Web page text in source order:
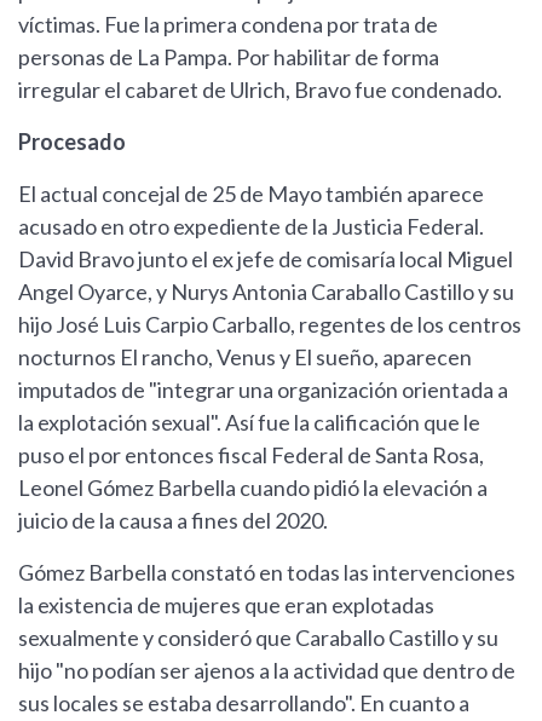
víctimas. Fue la primera condena por trata de
personas de La Pampa. Por habilitar de forma
irregular el cabaret de Ulrich, Bravo fue condenado.
Procesado
El actual concejal de 25 de Mayo también aparece
acusado en otro expediente de la Justicia Federal.
David Bravo junto el ex jefe de comisaría local Miguel
Angel Oyarce, y Nurys Antonia Caraballo Castillo y su
hijo José Luis Carpio Carballo, regentes de los centros
nocturnos El rancho, Venus y El sueño, aparecen
imputados de "integrar una organización orientada a
la explotación sexual". Así fue la calificación que le
puso el por entonces fiscal Federal de Santa Rosa,
Leonel Gómez Barbella cuando pidió la elevación a
juicio de la causa a fines del 2020.
Gómez Barbella constató en todas las intervenciones
la existencia de mujeres que eran explotadas
sexualmente y consideró que Caraballo Castillo y su
hijo "no podían ser ajenos a la actividad que dentro de
sus locales se estaba desarrollando". En cuanto a